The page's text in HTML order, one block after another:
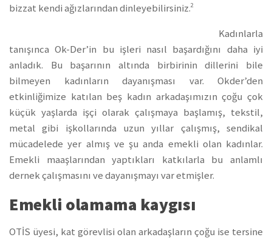
bizzat kendi ağızlarından dinleyebilirsiniz.2
Kadınlarla
tanışınca Ok-Der’in bu işleri nasıl başardığını daha iyi
anladık. Bu başarının altında birbirinin dillerini bile
bilmeyen kadınların dayanışması var. Okder’den
etkinliğimize katılan beş kadın arkadaşımızın çoğu çok
küçük yaşlarda işçi olarak çalışmaya başlamış, tekstil,
metal gibi işkollarında uzun yıllar çalışmış, sendikal
mücadelede yer almış ve şu anda emekli olan kadınlar.
Emekli maaşlarından yaptıkları katkılarla bu anlamlı
dernek çalışmasını ve dayanışmayı var etmişler.
Emekli olamama kaygısı
OTİS üyesi, kat görevlisi olan arkadaşların çoğu ise tersine